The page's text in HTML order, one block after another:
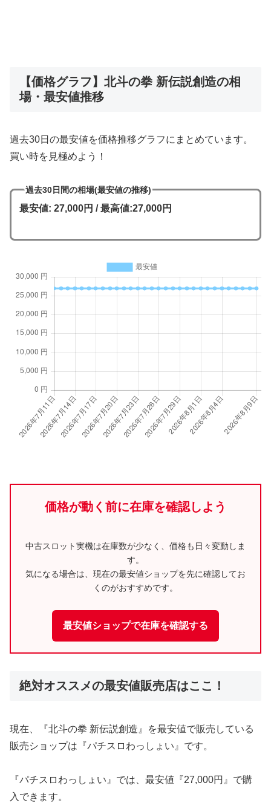
【価格グラフ】北斗の拳 新伝説創造の相
場・最安値推移
過去30日の最安値を価格推移グラフにまとめています。
買い時を見極めよう！
過去30日間の相場(最安値の推移)
最安値: 27,000円 / 最高値:27,000円
価格が動く前に在庫を確認しよう
中古スロット実機は在庫数が少なく、価格も日々変動しま
す。
気になる場合は、現在の最安値ショップを先に確認してお
くのがおすすめです。
最安値ショップで在庫を確認する
絶対オススメの最安値販売店はここ！
現在、『北斗の拳 新伝説創造』を最安値で販売している
販売ショップは『パチスロわっしょい』です。
『パチスロわっしょい』では、最安値『27,000円』で購
入できます。